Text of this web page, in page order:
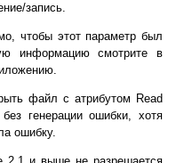
запись.
чтобы этот параметр был
информацию смотрите в
файл с атрибутом Read
генерации ошибки, хотя
ошибку.